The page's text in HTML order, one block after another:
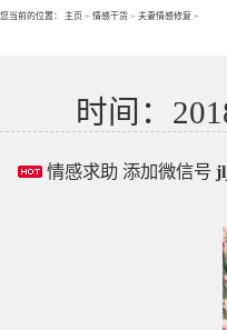
您当前的位置： 主页 > 情感干货 > 夫妻情感修复 >
时间：
情感求助 添加微信号